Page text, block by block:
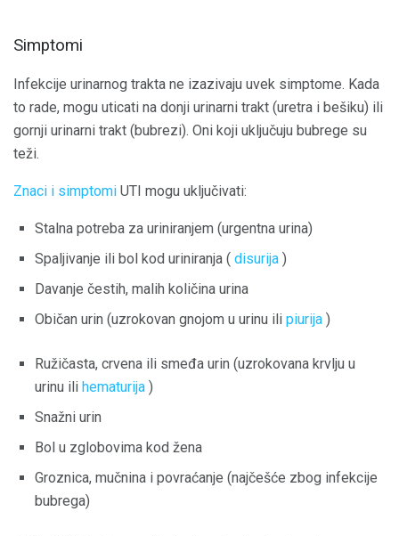
Simptomi
Infekcije urinarnog trakta ne izazivaju uvek simptome. Kada
to rade, mogu uticati na donji urinarni trakt (uretra i bešiku) ili
gornji urinarni trakt (bubrezi). Oni koji uključuju bubrege su
teži.
Znaci i simptomi UTI mogu uključivati:
Stalna potreba za uriniranjem (urgentna urina)
Spaljivanje ili bol kod uriniranja ( disurija )
Davanje čestih, malih količina urina
Običan urin (uzrokovan gnojom u urinu ili piurija )
Ružičasta, crvena ili smeđa urin (uzrokovana krvlju u
urinu ili hematurija )
Snažni urin
Bol u zglobovima kod žena
Groznica, mučnina i povraćanje (najčešće zbog infekcije
bubrega)